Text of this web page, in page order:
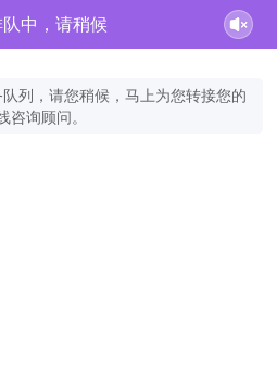
中，请稍候
列，请您稍候，马上为您转接您的
咨询顾问。